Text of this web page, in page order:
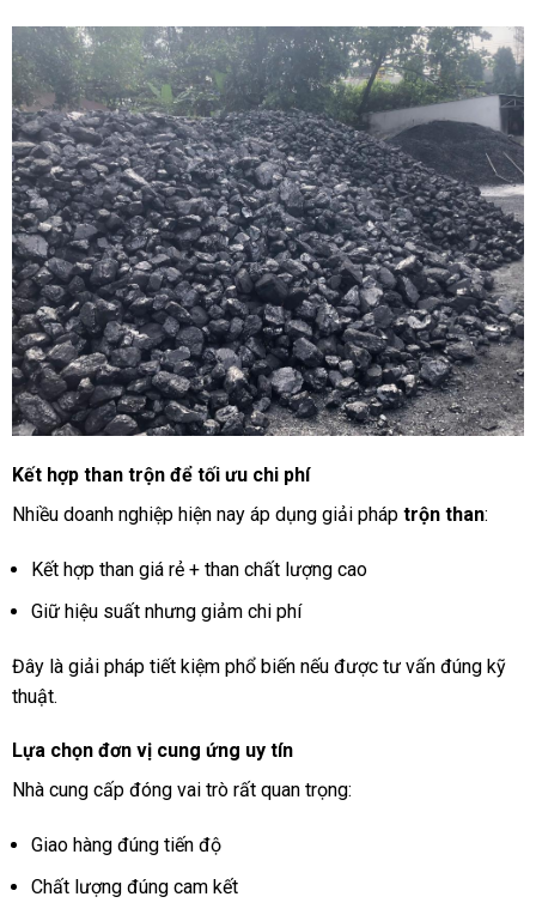
Kết hợp than trộn để tối ưu chi phí
Nhiều doanh nghiệp hiện nay áp dụng giải pháp trộn than:
Kết hợp than giá rẻ + than chất lượng cao
Giữ hiệu suất nhưng giảm chi phí
Đây là giải pháp tiết kiệm phổ biến nếu được tư vấn đúng kỹ
thuật.
Lựa chọn đơn vị cung ứng uy tín
Nhà cung cấp đóng vai trò rất quan trọng:
Giao hàng đúng tiến độ
Chất lượng đúng cam kết